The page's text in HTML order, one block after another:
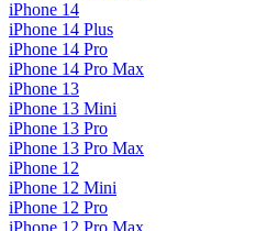
iPhone 14
iPhone 14 Plus
iPhone 14 Pro
iPhone 14 Pro Max
iPhone 13
iPhone 13 Mini
iPhone 13 Pro
iPhone 13 Pro Max
iPhone 12
iPhone 12 Mini
iPhone 12 Pro
iPhone 12 Pro Max